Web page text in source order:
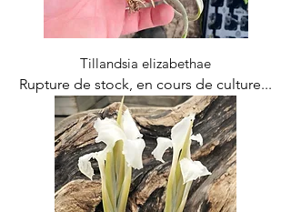
Tillandsia elizabethae
Rupture de stock, en cours de culture...